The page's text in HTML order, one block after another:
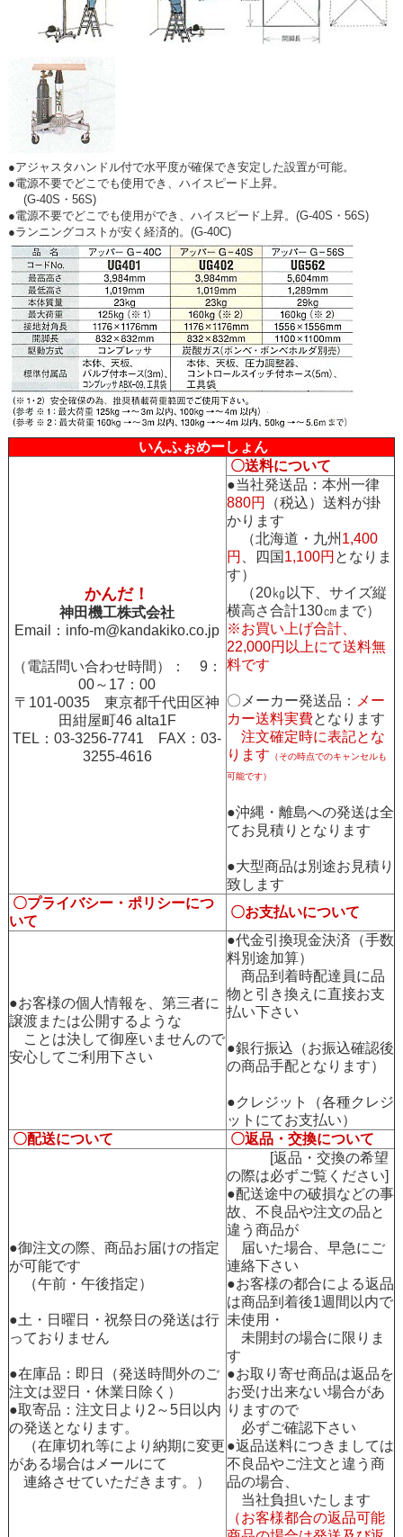
●アジャスタハンドル付で水平度が確保でき安定した設置が可能。
●電源不要でどこでも使用でき、ハイスピード上昇。
(G-40S・56S)
●電源不要でどこでも使用ができ、ハイスピード上昇。(G-40S・56S)
●ランニングコストが安く経済的。(G-40C)
いんふぉめーしょん
かんだ！
神田機工株式会社
Email： info-m@kandakiko.co.jp
（電話問い合わせ時間）： 9：
00～17：00
〒101-0035 東京都千代田区神
田紺屋町46 alta1F
TEL：03-3256-7741 FAX：03-
3255-4616
〇送料について
●当社発送品：本州一律
880円
（税込）送料が掛
かります
（北海道・九州 1,400
円
、四国 1,100円 となりま
す）
（20㎏以下、サイズ縦
横高さ合計130㎝まで）
※お買い上げ合計、
22,000円以上にて送料無
料です
〇メーカー発送品：
メー
カー送料実費となります
注文確定時に表記とな
ります （その時点でのキャンセルも
可能です）
●沖縄・離島への発送は全
てお見積りとなります
●大型商品は別途お見積り
致します
〇プライバシー・ポリシーにつ
いて
〇お支払いについて
●お客様の個人情報を、第三者に
譲渡または公開するような
ことは決して御座いませんので
安心してご利用下さい
●代金引換現金決済（手数
料別途加算）
商品到着時配達員に品
物と引き換えに直接お支
払い下さい
●銀行振込（お振込確認後
の商品手配となります）
●クレジット（各種クレジ
ットにてお支払い）
〇配送について
〇返品・交換について
●御注文の際、商品お届けの指定
が可能です
（午前・午後指定）
●土・日曜日・祝祭日の発送は行
っておりません
●在庫品：即日（発送時間外のご
注文は翌日・休業日除く）
●取寄品：注文日より2～5日以内
の発送となります。
（在庫切れ等により納期に変更
がある場合はメールにて
連絡させていただきます。）
[返品・交換の希望
の際は必ずご覧ください]
●配送途中の破損などの事
故、不良品や注文の品と
違う商品が
届いた場合、早急にご
連絡下さい
●お客様の都合による返品
は商品到着後1週間以内で
未使用・
未開封の場合に限りま
す
●お取り寄せ商品は返品を
お受け出来ない場合があ
りますので
必ずご確認下さい
●返品送料につきましては
不良品やご注文と違う商
品の場合、
当社負担いたします
（お客様都合の返品可能